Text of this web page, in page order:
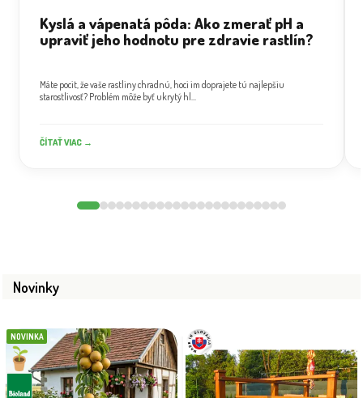
Kyslá a vápenatá pôda: Ako zmerať pH a
upraviť jeho hodnotu pre zdravie rastlín?
Máte pocit, že vaše rastliny chradnú, hoci im doprajete tú najlepšiu
starostlivosť? Problém môže byť ukrytý hl...
ČÍTAŤ VIAC →
Novinky
NOVINKA